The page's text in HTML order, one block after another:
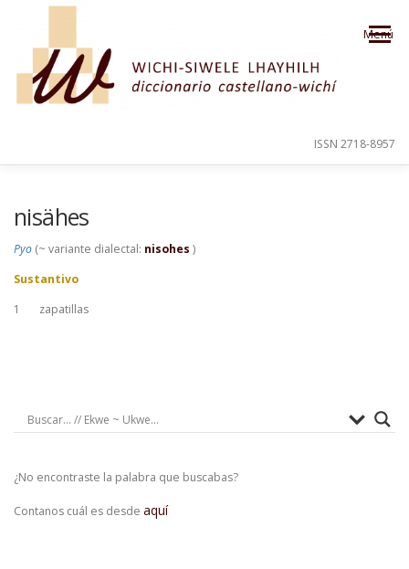
Saltar al contenido
Menú
ISSN 2718-8957
nisähes
Pyo (~ variante dialectal: nisohes )
Sustantivo
1
zapatillas
¿No encontraste la palabra que buscabas?
Contanos cuál es desde aquí